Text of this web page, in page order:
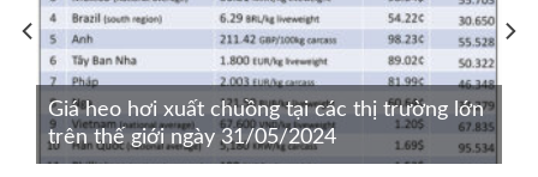
Giá heo hơi xuất chuồng tại các thị trường lớn
trên thế giới ngày 31/05/2024